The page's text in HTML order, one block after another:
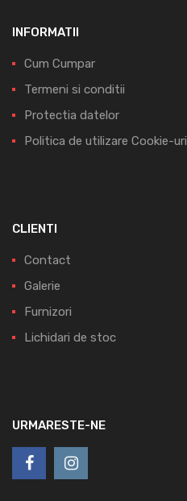
INFORMATII
Cum Cumpar
Termeni si conditii
Protectia datelor
Politica de utilizare Cookie-uri
CLIENTI
Contact
Galerie
Furnizori
Lichidari de stoc
URMARESTE-NE